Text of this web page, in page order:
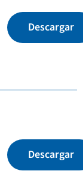
Descargar
Descargar